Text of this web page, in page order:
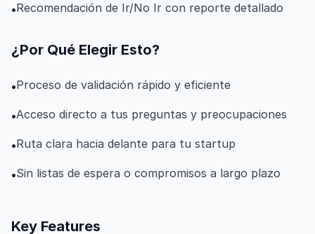
•Recomendación de Ir/No Ir con reporte detallado
¿Por Qué Elegir Esto?
•Proceso de validación rápido y eficiente
•Acceso directo a tus preguntas y preocupaciones
•Ruta clara hacia delante para tu startup
•Sin listas de espera o compromisos a largo plazo
Key Features